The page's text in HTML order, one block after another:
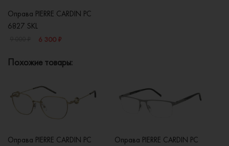
Оправа PIERRE CARDIN PC
6827 SKL
6 300 ₽
Похожие товары:
Оправа PIERRE CARDIN PC
Оправа PIERRE CARDIN PC